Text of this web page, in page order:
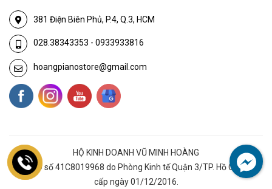
381 Điện Biên Phủ, P.4, Q.3, HCM
028.38343353 - 0933933816
hoangpianostore@gmail.com
HỘ KINH DOANH VŨ MINH HOÀNG
GĐKHKD số 41C8019968 do Phòng Kinh tế Quận 3/TP. Hồ Chí Minh
cấp ngày 01/12/2016.